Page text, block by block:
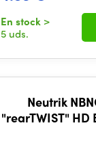
En stock >
5 uds.
Neutrik
"rearTWIST" HD